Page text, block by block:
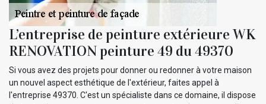
L’entreprise de peinture extérieure WK
RENOVATION peinture 49 du 49370
Si vous avez des projets pour donner ou redonner à votre maison
un nouvel aspect esthétique de l'extérieur, faites appel à
l'entreprise 49370. C'est un spécialiste dans ce domaine, il dispose